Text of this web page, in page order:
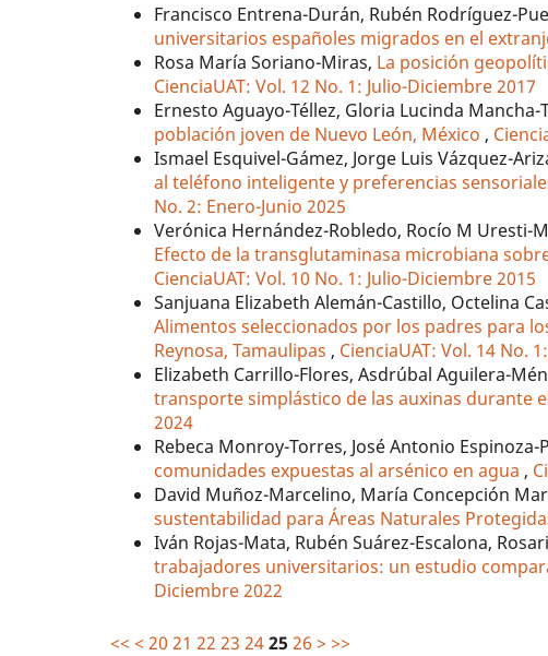
Francisco Entrena-Durán, Rubén Rodríguez-
universitarios españoles migrados en el
Rosa María Soriano-Miras, La posición
CienciaUAT: Vol. 12 No. 1: Julio-Diciembre 2017
Ernesto Aguayo-Téllez, Gloria Lucinda
población joven de Nuevo León, México ,
Ismael Esquivel-Gámez, Jorge Luis Vázquez-
al teléfono inteligente y preferencias
No. 2: Enero-Junio 2025
Verónica Hernández-Robledo, Rocío M
Efecto de la transglutaminasa microbiana
CienciaUAT: Vol. 10 No. 1: Julio-Diciembre 2015
Sanjuana Elizabeth Alemán-Castillo, Octelina
Alimentos seleccionados por los padres para
Reynosa, Tamaulipas , CienciaUAT: Vol. 14 No.
Elizabeth Carrillo-Flores, Asdrúbal Aguilera-
transporte simplástico de las auxinas durante
2024
Rebeca Monroy-Torres, José Antonio Espinoza-
comunidades expuestas al arsénico en agua ,
David Muñoz-Marcelino, María Concepción
sustentabilidad para Áreas Naturales
Iván Rojas-Mata, Rubén Suárez-Escalona,
trabajadores universitarios: un estudio
Diciembre 2022
<< < 20 21 22 23 24 25 26 > >>